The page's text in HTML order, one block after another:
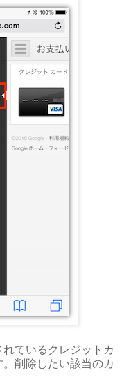
れているクレジットカ
削除したい該当のカ